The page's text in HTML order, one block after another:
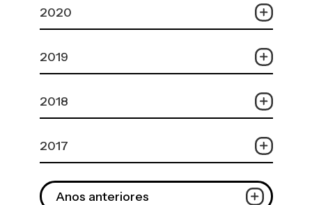
2020
2019
2018
2017
Anos anteriores